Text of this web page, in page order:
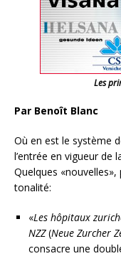
Les
Par Benoît Blanc
Où en est le système
l’entrée en vigueur de
Quelques
tonalité:
«Les hôpitaux
NZZ(Neue Zurcher
consacre une